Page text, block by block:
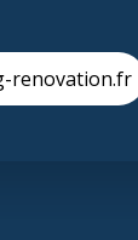
renovation.fr